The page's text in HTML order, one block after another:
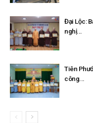
Đại Lộc:
nghị...
Tiên
công...